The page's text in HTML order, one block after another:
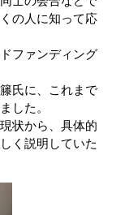
の人に知って応
ファンディング
氏に、これまで
した。
状から、具体的
く説明していた